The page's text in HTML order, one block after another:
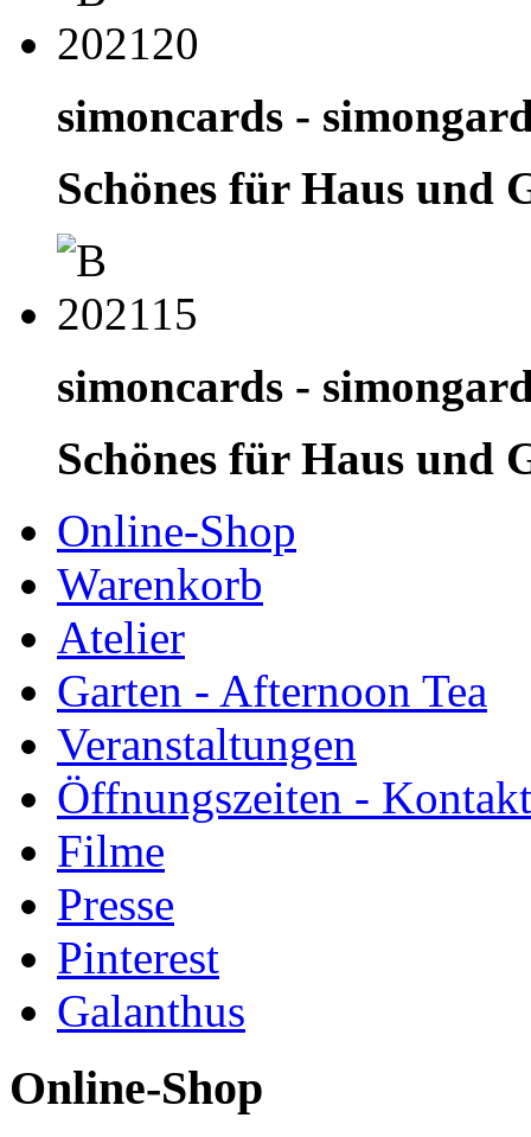
simoncards -
Schönes für Haus und
simoncards -
Schönes für Haus und
Online-Shop
Warenkorb
Atelier
Garten - Afternoon Tea
Veranstaltungen
Öffnungszeiten - Kontakt
Filme
Presse
Pinterest
Galanthus
Online-Shop